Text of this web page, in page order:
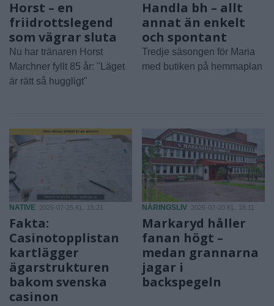
Horst – en
friidrottslegend
som vägrar sluta
Nu har tränaren Horst
Marchner fyllt 85 år: "Läget
är rätt så huggligt"
Handla bh – allt
annat än enkelt
och spontant
Tredje säsongen för Maria
med butiken på hemmaplan
NATIVE 2026-07-25 KL. 15:21
Fakta:
Casinotopplistan
kartlägger
ägarstrukturen
bakom svenska
casinon
NÄRINGSLIV 2026-07-20 KL. 16:11
Markaryd håller
fanan högt –
medan grannarna
jagar i
backspegeln